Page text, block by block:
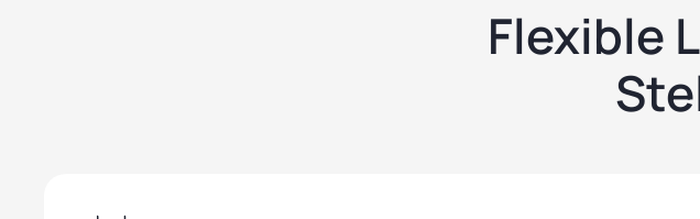
Flexible